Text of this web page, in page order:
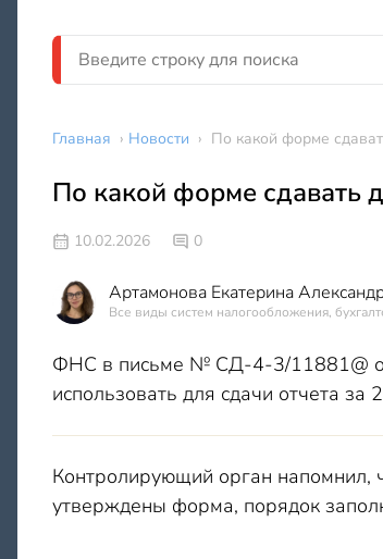
Главная › Новости › По какой форме
По какой форме сдавать
10.02.2026 0
Артамонова Екатерина
Все виды систем налогообложения,
ФНС в письме № СД-4-3/11881@ от
использовать для сдачи отчета за
Контролирующий орган
утверждены форма, порядок